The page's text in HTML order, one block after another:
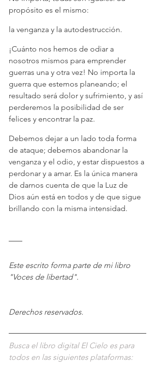
propósito es el mismo:
la venganza y la autodestrucción.
¡Cuánto nos hemos de odiar a
nosotros mismos para emprender
guerras una y otra vez! No importa la
guerra que estemos planeando; el
resultado será dolor y sufrimiento, y así
perderemos la posibilidad de ser
felices y encontrar la paz.
Debemos dejar a un lado toda forma
de ataque; debemos abandonar la
venganza y el odio, y estar dispuestos a
perdonar y a amar. Es la única manera
de darnos cuenta de que la Luz de
Dios aún está en todos y de que sigue
brillando con la misma intensidad.
Este escrito forma parte de mi libro
"Voces de libertad".
Derechos reservados.
Busca el libro digital El Cielo es para
todos en las siguientes plataformas: